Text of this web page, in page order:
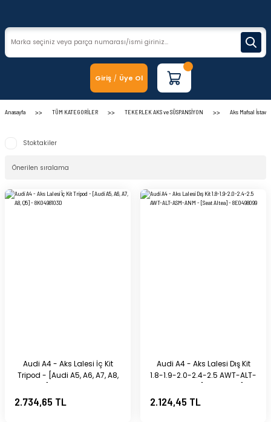
Giriş / Üye Ol
Anasayfa TÜM KATEGORİLER TEKERLEK AKS ve SÜSPANSİYON Aks Mafsal
Stoktakiler
Audi A4 - Aks Lalesi İç Kit
Tripod - [Audi A5, A6, A7, A8,
2.734,65 TL
Audi A4 - Aks Lalesi Dış Kit
1.8-1.9-2.0-2.4-2.5 AWT-ALT-
8E0498099
2.124,45 TL